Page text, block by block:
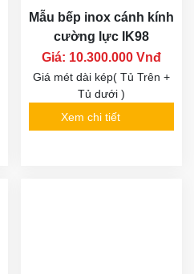
Mẫu bếp inox cánh kính
cường lực IK98
Giá: 10.300.000 Vnđ
Giá mét dài kép( Tủ Trên +
Tủ dưới )
Xem chi tiết